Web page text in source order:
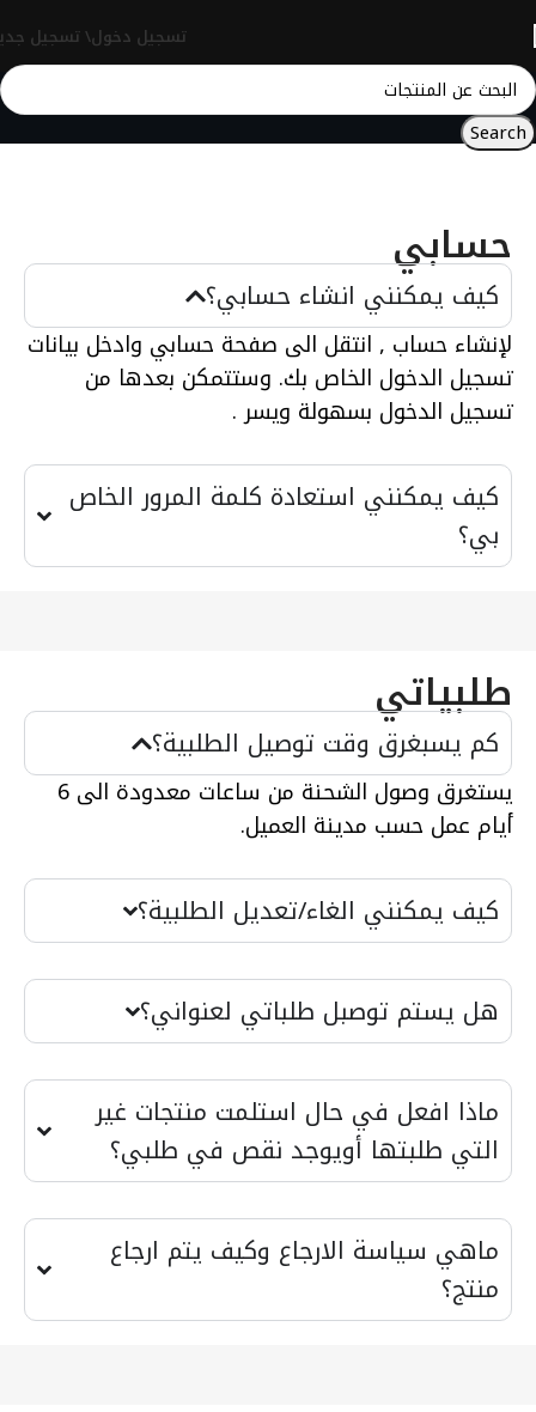
تسجيل دخول\ تسجيل
Search
حسابي
كيف يمكنني انشاء حسابي؟
لإنشاء حساب , انتقل الى صفحة حسابي وادخل بيانات
تسجيل الدخول الخاص بك. وستتمكن بعدها من
تسجيل الدخول بسهولة ويسر .
كيف يمكنني استعادة كلمة المرور الخاص
بي؟
طلبياتي
كم يسبغرق وقت توصيل الطلبية؟
يستغرق وصول الشحنة من ساعات معدودة الى 6
أيام عمل حسب مدينة العميل.
كيف يمكنني الغاء/تعديل الطلبية؟
هل يستم توصبل طلباتي لعنواني؟
ماذا افعل في حال استلمت منتجات غير
التي طلبتها أويوجد نقص في طلبي؟
ماهي سياسة الارجاع وكيف يتم ارجاع
منتج؟